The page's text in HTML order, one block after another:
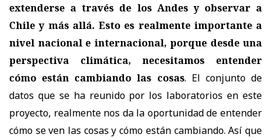
extenderse a través de los Andes y observar a
Chile y más allá. Esto es realmente importante a
nivel nacional e internacional, porque desde una
perspectiva climática, necesitamos entender
cómo están cambiando las cosas. El conjunto de
datos que se ha reunido por los laboratorios en este
proyecto, realmente nos da la oportunidad de entender
cómo se ven las cosas y cómo están cambiando. Así que